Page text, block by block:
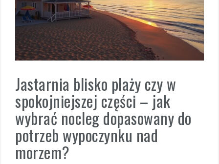
Jastarnia blisko plaży czy w
spokojniejszej części – jak
wybrać nocleg dopasowany do
potrzeb wypoczynku nad
morzem?